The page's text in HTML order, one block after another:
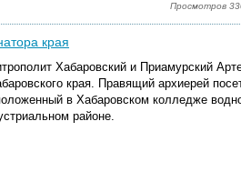
Просмотров
края
Хабаровский и Приамурский
края. Правящий архиерей
в Хабаровском колледже
районе.